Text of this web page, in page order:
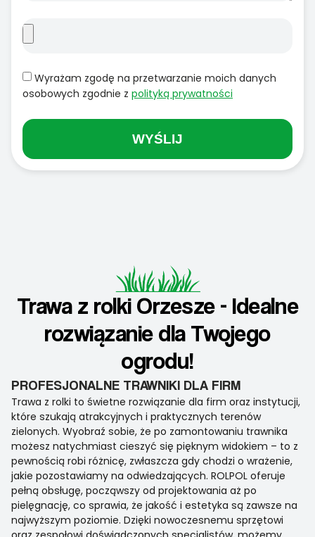
Wyrażam zgodę na przetwarzanie moich danych
osobowych zgodnie z polityką prywatności
WYŚLIJ
Trawa z rolki Orzesze - Idealne
rozwiązanie dla Twojego
ogrodu!
PROFESJONALNE TRAWNIKI DLA FIRM
Trawa z rolki to świetne rozwiązanie dla firm oraz instytucji,
które szukają atrakcyjnych i praktycznych terenów
zielonych. Wyobraź sobie, że po zamontowaniu trawnika
możesz natychmiast cieszyć się pięknym widokiem – to z
pewnością robi różnicę, zwłaszcza gdy chodzi o wrażenie,
jakie pozostawiamy na odwiedzających. ROLPOL oferuje
pełną obsługę, począwszy od projektowania aż po
pielęgnację, co sprawia, że jakość i estetyka są zawsze na
najwyższym poziomie. Dzięki nowoczesnemu sprzętowi